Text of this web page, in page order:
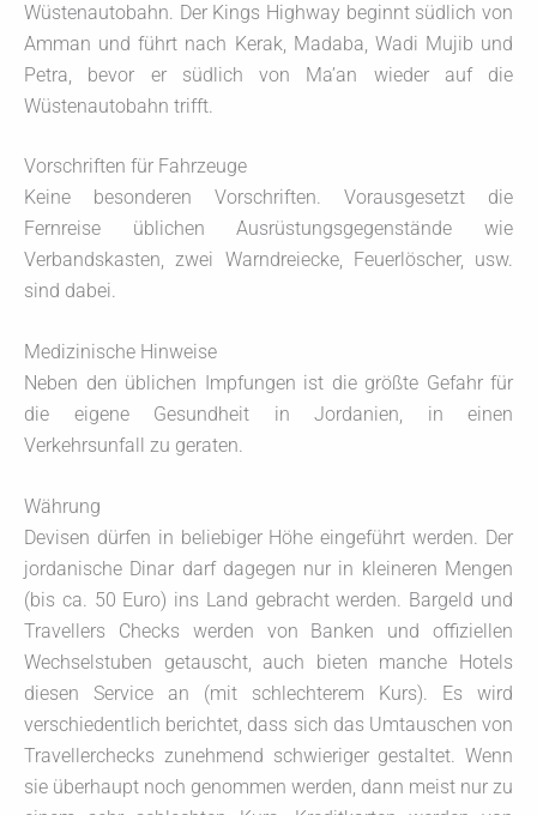
Wüstenautobahn. Der Kings Highway beginnt südlich von
Amman und führt nach Kerak, Madaba, Wadi Mujib und
Petra, bevor er südlich von Ma’an wieder auf die
Wüstenautobahn trifft.
Vorschriften für Fahrzeuge
Keine besonderen Vorschriften. Vorausgesetzt die
Fernreise üblichen Ausrüstungsgegenstände wie
Verbandskasten, zwei Warndreiecke, Feuerlöscher, usw.
sind dabei.
Medizinische Hinweise
Neben den üblichen Impfungen ist die größte Gefahr für
die eigene Gesundheit in Jordanien, in einen
Verkehrsunfall zu geraten.
Währung
Devisen dürfen in beliebiger Höhe eingeführt werden. Der
jordanische Dinar darf dagegen nur in kleineren Mengen
(bis ca. 50 Euro) ins Land gebracht werden. Bargeld und
Travellers Checks werden von Banken und offiziellen
Wechselstuben getauscht, auch bieten manche Hotels
diesen Service an (mit schlechterem Kurs). Es wird
verschiedentlich berichtet, dass sich das Umtauschen von
Travellerchecks zunehmend schwieriger gestaltet. Wenn
sie überhaupt noch genommen werden, dann meist nur zu